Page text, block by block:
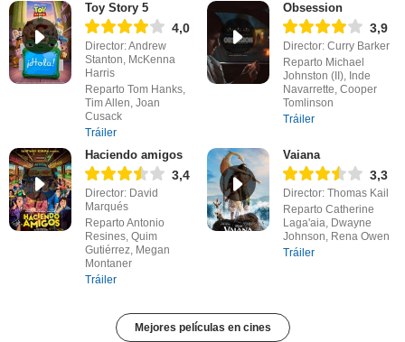
Toy Story 5
4,0
Director: Andrew
Stanton, McKenna
Harris
Reparto Tom Hanks,
Tim Allen, Joan
Cusack
Tráiler
Obsession
3,9
Director: Curry Barker
Reparto Michael
Johnston (II), Inde
Navarrette, Cooper
Tomlinson
Tráiler
Haciendo amigos
3,4
Director: David
Marqués
Reparto Antonio
Resines, Quim
Gutiérrez, Megan
Montaner
Tráiler
Vaiana
3,3
Director: Thomas Kail
Reparto Catherine
Laga'aia, Dwayne
Johnson, Rena Owen
Tráiler
Mejores películas en cines